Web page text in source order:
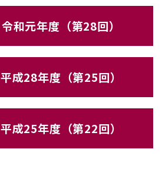
令和元年度（第28回）
平成28年度（第25回）
平成25年度（第22回）